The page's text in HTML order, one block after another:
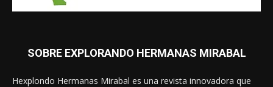
SOBRE EXPLORANDO HERMANAS MIRABAL
Hexplondo Hermanas Mirabal es una revista innovadora que